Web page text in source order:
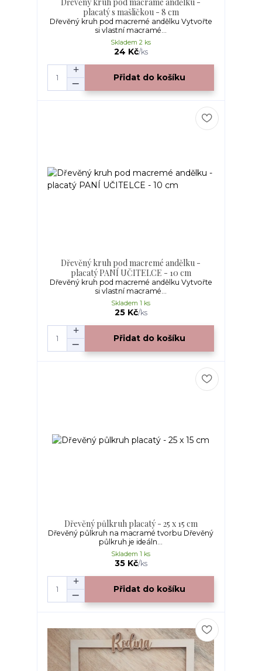
placatý s mašličkou - 8 cm
Dřevěný kruh pod macremé andělku Vytvořte
si vlastní macramé...
24 Kč/ks
Skladem 2 ks
Přidat do košíku
Dřevěný kruh pod macremé andělku -
placatý PANÍ UČITELCE - 10 cm
Dřevěný kruh pod macremé andělku Vytvořte
si vlastní macramé...
25 Kč/ks
Skladem 1 ks
Přidat do košíku
Dřevěný půlkruh placatý - 25 x 15 cm
Dřevěný půlkruh na macramé tvorbu Dřevěný
půlkruh je ideáln...
35 Kč/ks
Skladem 1 ks
Přidat do košíku